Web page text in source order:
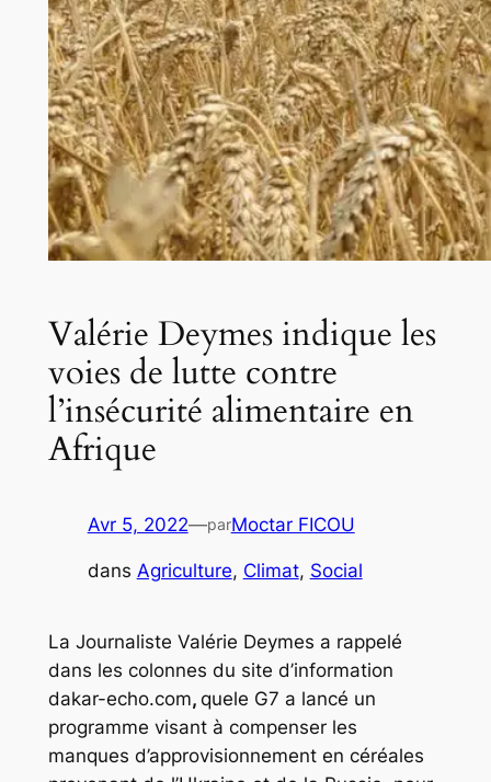
Valérie Deymes indique les
voies de lutte contre
l’insécurité alimentaire en
Afrique
Avr 5, 2022—parMoctar FICOU
dans Agriculture, Climat, Social
La Journaliste Valérie Deymes a rappelé
dans les colonnes du site d’information
dakar-echo.com, quele G7 a lancé un
programme visant à compenser les
manques d’approvisionnement en céréales